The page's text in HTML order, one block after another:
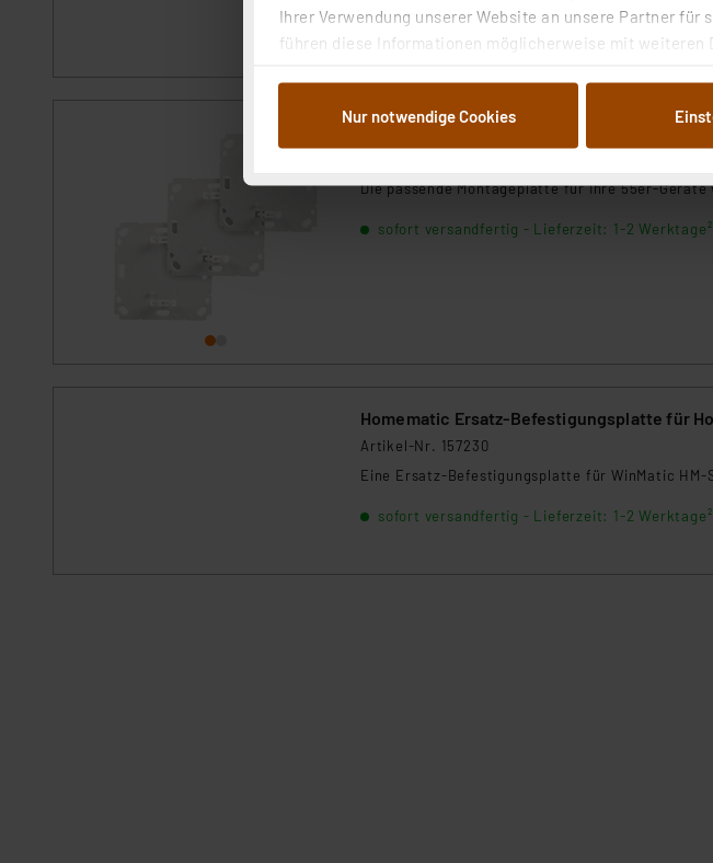
Ihrer Verwendung unserer Website an unsere Partner für
führen diese Informationen möglicherweise mit weiteren
Weiterverarbeitung für die nachfolgend dargestellten
Abs.1a DSG-VO) zu. Eine detaillierte Auflistung der
ganz oder teilweise zustimmen. Ihre erteilte
anpassen oder widerrufen. Die Rechtmäßigkeit der
Für die USA besteht kein Angemessenheitsbeschluss
Datenschutz nach EU-Standards eingestuft wird. So
Unsere Kooperation mit diesen Dienstleistern stützt
Kommission sowie einer eigenen Beurteilung der mit
Nur notwendige Cookies
sofort versandfertig - Lieferzeit: 1-2 Werktage²
Homematic IP Ersatz-Montageplatte für
Die passende Montageplatte für Ihre 55er-
sofort versandfertig - Lieferzeit: 1-2 Werktage²
Homematic Ersatz-Befestigungsplatte für
Artikel-Nr. 157230
Eine Ersatz-Befestigungsplatte für WinMatic HM-
sofort versandfertig - Lieferzeit: 1-2 Werktage²